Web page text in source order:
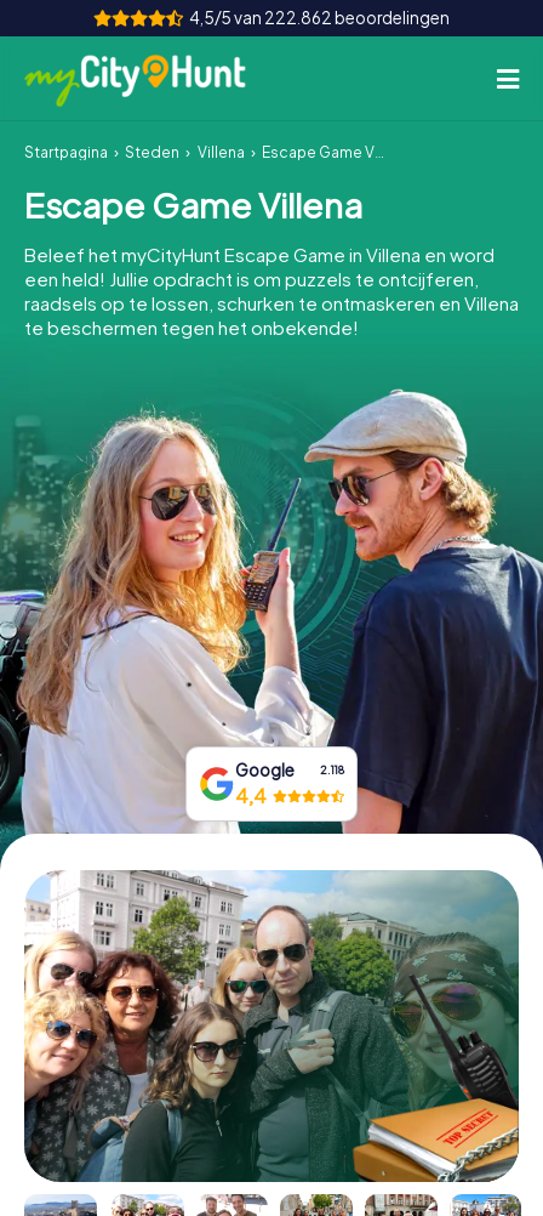
4,5/5 van 222.862 beoordelingen
Hoe het werkt
Steden
Tours
Teamevenement
INT AT CH
DE
ES
FR UK
IE
IT
NL
Boek tickets
Koop cadeaubonnen
Startpagina Steden Villena Escape Game Villena
Escape Game Villena
Beleef het myCityHunt Escape Game in Villena en word
een held! Jullie opdracht is om puzzels te ontcijferen,
raadsels op te lossen, schurken te ontmaskeren en Villena
te beschermen tegen het onbekende!
Google 2.118
4,4